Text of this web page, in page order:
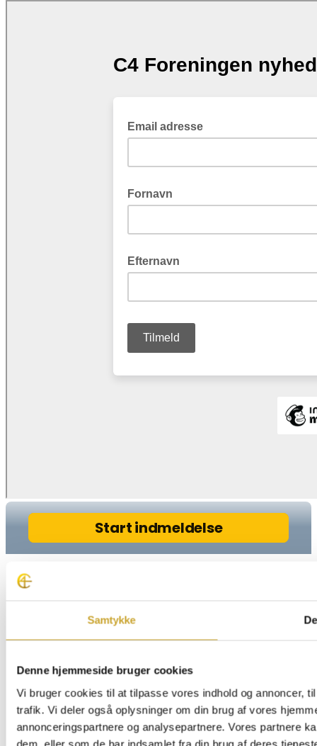
Samtykke
Denne hjemmeside bruger cookies
Vi bruger cookies til at tilpasse vores indhold og annoncer,
trafik. Vi deler også oplysninger om din brug af vores
annonceringspartnere og analysepartnere. Vores partnere
dem, eller som de har indsamlet fra din brug af deres